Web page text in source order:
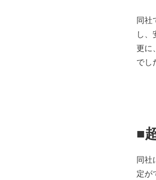
同社
し、
更に
でし
■
同社
定が